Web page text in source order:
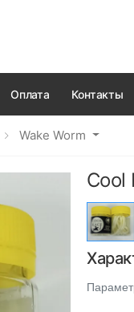
Оплата Контакты
Wake Worm
Cool